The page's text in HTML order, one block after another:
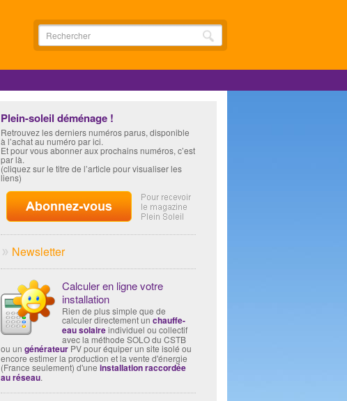
Plein-soleil déménage !
Retrouvez les derniers numéros parus, disponible
à l’achat au numéro par ici.
Et pour vous abonner aux prochains numéros, c’est
par là.
(cliquez sur le titre de l’article pour visualiser les
liens)
Newsletter
Calculer en ligne votre
installation
Rien de plus simple que de
calculer directement un chauffe-
eau solaireindividuel ou collectif
avec la méthode SOLO du CSTB
ou un générateur PV pour équiper un site isolé ou
encore estimer la production et la vente d'énergie
(France seulement) d'une installation raccordée
au réseau.